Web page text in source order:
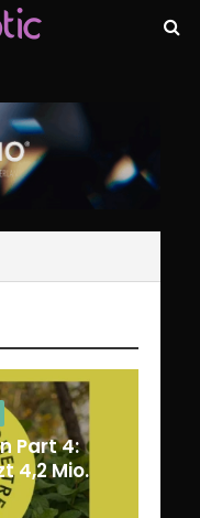
Part 4:
4,2 Mio.